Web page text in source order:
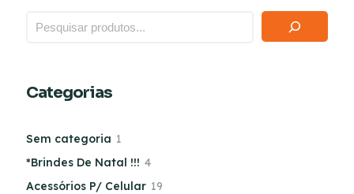
Categorias
Sem categoria 1
*Brindes De Natal !!! 4
Acessórios P/ Celular 19